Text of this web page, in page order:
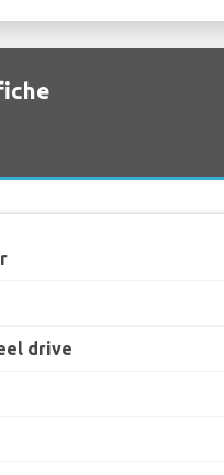
drive